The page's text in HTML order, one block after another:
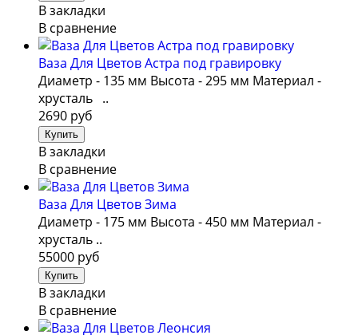
В закладки
В сравнение
Ваза Для Цветов Астра под гравировку
Диаметр - 135 мм Высота - 295 мм Материал -
хрусталь ..
2690 руб
В закладки
В сравнение
Ваза Для Цветов Зима
Диаметр - 175 мм Высота - 450 мм Материал -
хрусталь ..
55000 руб
В закладки
В сравнение